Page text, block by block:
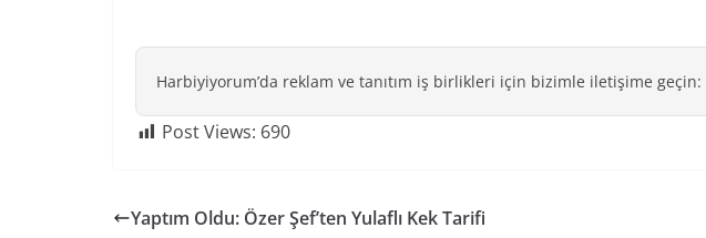
Harbiyiyorum’da reklam ve tanıtım iş birlikleri için bizimle iletişime geçin:
Post Views: 690
Yaptım Oldu: Özer Şef’ten Yulaflı Kek Tarifi